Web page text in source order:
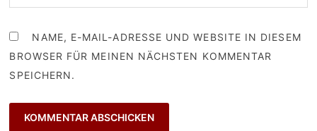
NAME, E-MAIL-ADRESSE UND WEBSITE IN DIESEM
BROWSER FÜR MEINEN NÄCHSTEN KOMMENTAR
SPEICHERN.